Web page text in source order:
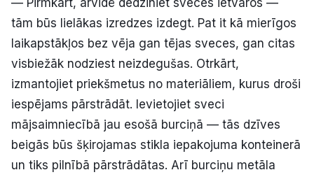
tām būs lielākas izredzes izdegt. Pat it kā mierīgos
laikapstākļos bez vēja gan tējas sveces, gan citas
visbiežāk nodziest neizdegušas. Otrkārt,
izmantojiet priekšmetus no materiāliem, kurus droši
iespējams pārstrādāt. Ievietojiet sveci
mājsaimniecībā jau esošā burciņā — tās dzīves
beigās būs šķirojamas stikla iepakojuma konteinerā
un tiks pilnībā pārstrādātas. Arī burciņu metāla